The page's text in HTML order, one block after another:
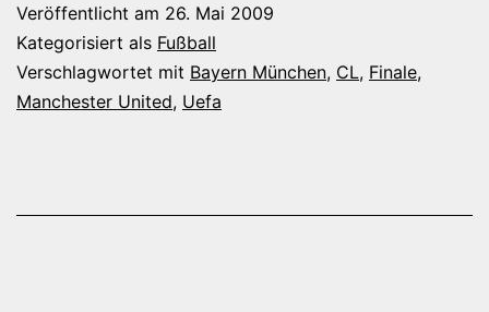
Jahre
ist
das
Veröffentlicht am 26. Mai 2009
Kategorisiert als Fußball
Verschlagwortet mit Bayern München, CL, Finale,
Manchester United, Uefa